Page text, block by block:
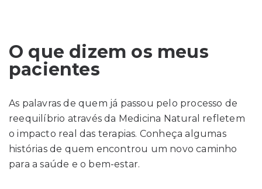
O que dizem os meus
pacientes
As palavras de quem já passou pelo processo de
reequilíbrio através da Medicina Natural refletem
o impacto real das terapias. Conheça algumas
histórias de quem encontrou um novo caminho
para a saúde e o bem-estar.